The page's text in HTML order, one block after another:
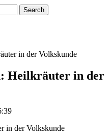
Search
in der Volkskunde
Heilkräuter in der